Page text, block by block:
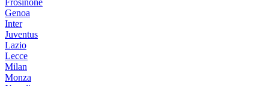
Genoa
Inter
Juventus
Lazio
Lecce
Milan
Monza